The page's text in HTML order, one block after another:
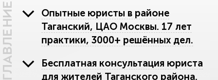
ОГЛАВЛЕНИЕ
Опытные юристы в районе
Таганский, ЦАО Москвы. 17 лет
практики, 3000+ решённых дел.
Бесплатная консультация юриста
для жителей Таганского района.